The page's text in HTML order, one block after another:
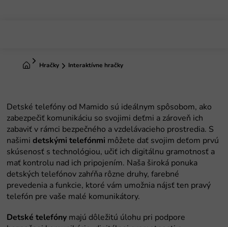
DomovHračky Interaktívne hračky
detskými telefónmi
Detské telefóny